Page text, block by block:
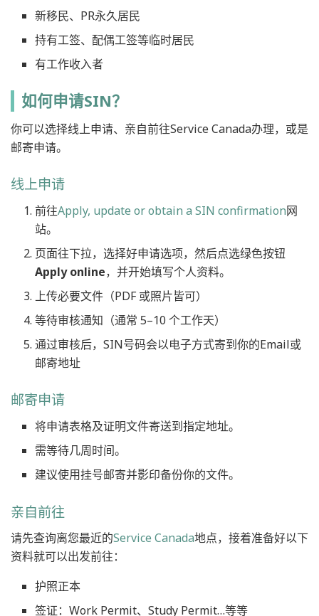
新移民、PR永久居民
持有工签、配偶工签等临时居民
有工作收入者
如何申请SIN？
你可以选择线上申请、亲自前往Service Canada办理，或是
邮寄申请。
线上申请
前往Apply, update or obtain a SIN confirmation网
站。
页面往下拉，选择好申请选项，然后点选绿色按钮
Apply online，并开始填写个人资料。
上传必要文件（PDF 或照片皆可）
等待审核通知（通常 5–10 个工作天）
通过审核后，SIN号码会以电子方式寄到你的Email或
邮寄地址
邮寄申请
将申请表格及证明文件寄送到指定地址。
需等待几周时间。
建议使用挂号邮寄并影印备份你的文件。
亲自前往
请先查询离您最近的Service Canada地点，接着准备好以下
资料就可以出发前往：
护照正本
签证：Work Permit、Study Permit…等等